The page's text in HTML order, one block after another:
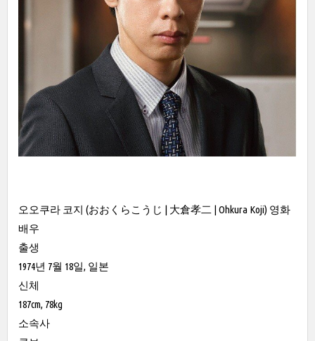
오오쿠라 코지 (おおくらこうじ | 大倉孝二 | Ohkura Koji) 영화
배우
출생
1974년 7월 18일, 일본
신체
187cm, 78kg
소속사